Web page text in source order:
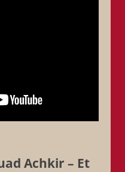
Achkir – Et